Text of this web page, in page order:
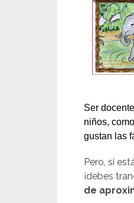
Ser
niños,
gustan las
Pero, si
¡debes
de